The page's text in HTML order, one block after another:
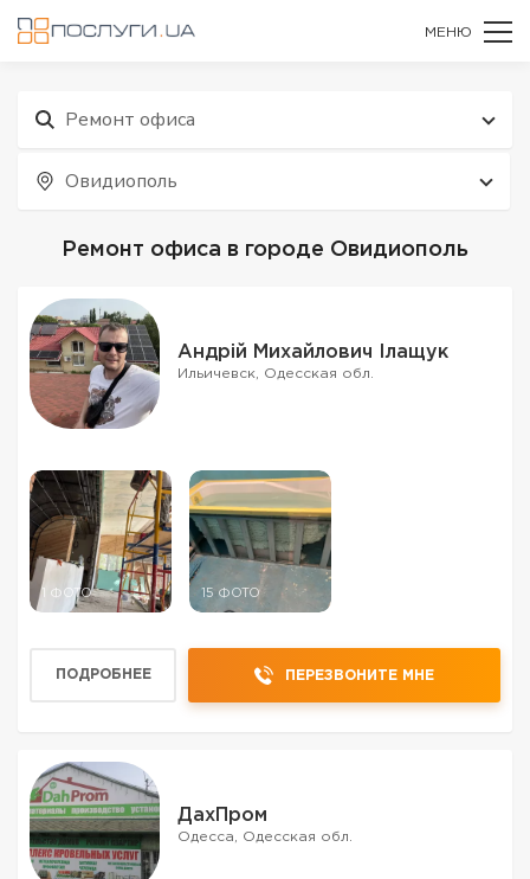
МЕНЮ
Ремонт офиса
Овидиополь
Ремонт офиса в городе Овидиополь
Андрій Михайлович Ілащук
Ильичевск, Одесская обл.
1 ФОТО 15 ФОТО
ПОДРОБНЕЕ ПЕРЕЗВОНИТЕ МНЕ
ДахПром
Одесса, Одесская обл.